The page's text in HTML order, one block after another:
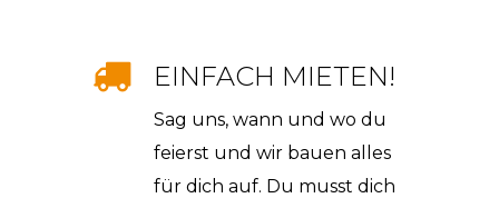
EINFACH MIETEN!
Sag uns, wann und wo du
feierst und wir bauen alles
für dich auf. Du musst dich